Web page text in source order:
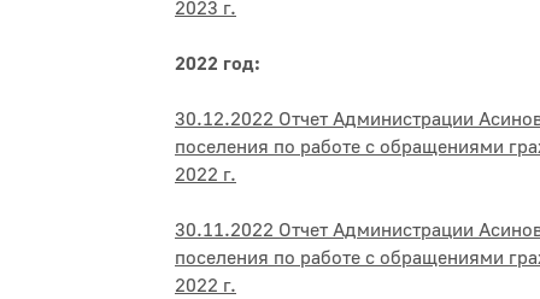
2023 г.
2022 год:
30.12.2022 Отчет Администрации
поселения по работе с обращениями
2022 г.
30.11.2022 Отчет Администрации
поселения по работе с обращениями
2022 г.